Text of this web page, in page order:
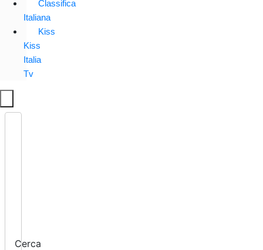
Classifica
Italiana
Kiss
Kiss
Italia
Tv
Cerca